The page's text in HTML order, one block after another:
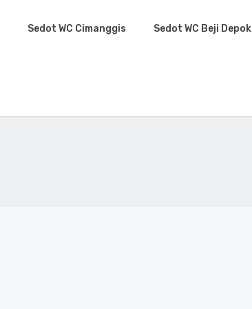
Sedot WC Cimanggis Sedot WC Beji Depok